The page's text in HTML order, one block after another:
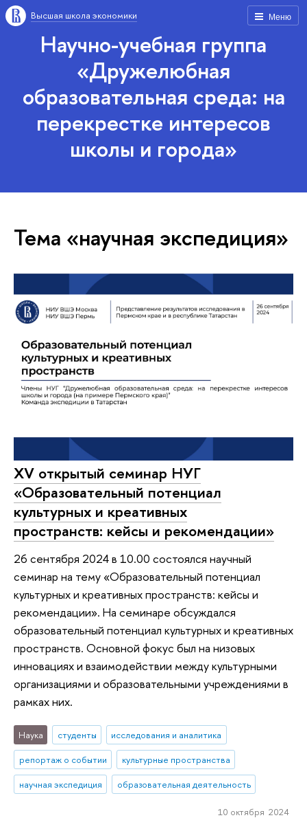
Меню
Высшая школа экономики
Научно-учебная группа
«Дружелюбная
образовательная среда: на
перекрестке интересов
школы и города»
Тема «научная экспедиция»
XV открытый семинар НУГ
«Образовательный потенциал
культурных и креативных
пространств: кейсы и рекомендации»
26 сентября 2024 в 10.00 состоялся научный
семинар на тему «Образовательный потенциал
культурных и креативных пространств: кейсы и
рекомендации». На семинаре обсуждался
образовательный потенциал культурных и креативных
пространств. Основной фокус был на низовых
инновациях и взаимодействии между культурными
организациями и образовательными учреждениями в
рамках них.
Наука студенты
исследования и аналитика
репортаж о событии
культурные пространства
научная экспедиция
образовательная деятельность
10 октября 2024